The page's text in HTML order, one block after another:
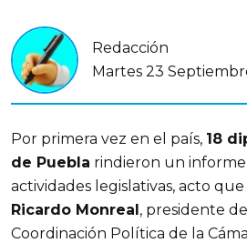
Redacción
Martes 23
Por primera vez en el país, 18
de Puebla rindieron un
actividades legislativas, acto
Ricardo Monreal, presidente
Coordinación Política de la